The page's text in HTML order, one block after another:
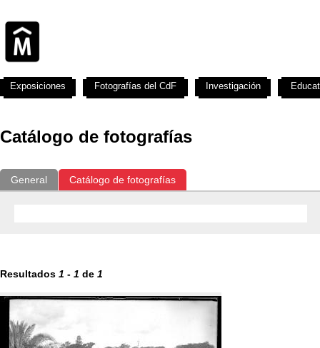
Catálogo de fotografías
General Catálogo de fotografías
Resultados 1 - 1 de 1
Exposiciones Fotografías del CdF Investigación